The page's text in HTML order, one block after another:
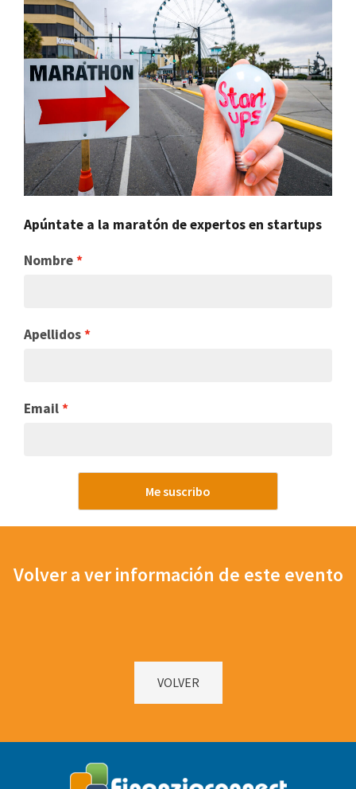
Apúntate a la maratón de expertos en startups
Nombre
Apellidos
Email
Me suscribo
Volver a ver información de este evento
VOLVER